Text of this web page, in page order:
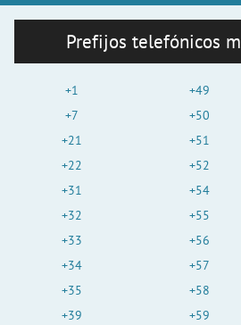
Prefijos telefónicos
+1
+7
+21
+22
+31
+32
+33
+34
+35
+39
+49
+50
+51
+52
+54
+55
+56
+57
+58
+59